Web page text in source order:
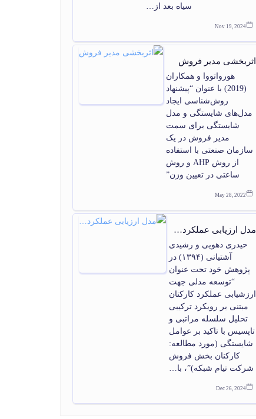
سیاه بعد از…
Nov 19, 2024
اثربخشی مدیر فروش
هورواتووا و همکاران
(2019) با عنوان “پیشنهاد
روش‌شناسی ایجاد
مدل‌های شایستگی و مدل
شایستگی برای سمت
مدیر فروش در یک
سازمان صنعتی با استفاده
از روش AHP و روش
ساعتی در تعیین وزن”
May 28, 2022
مدل ارزیابی عملکرد…
حیدری دهویی و رشیدی
آشتیانی (۱۳۹۴) در
پژوهش خود تحت عنوان
“توسعه مدلی جهت
ارزشیابی عملکرد کارکنان
مبتنی بر رویکرد ترکیبی
تحلیل سلسله مراتبی و
تاپسیس با تاکید بر عوامل
شایستگی (مورد مطالعه:
کارکنان بخش فروش
شرکت تیام شبکه)”، با…
Dec 26, 2024